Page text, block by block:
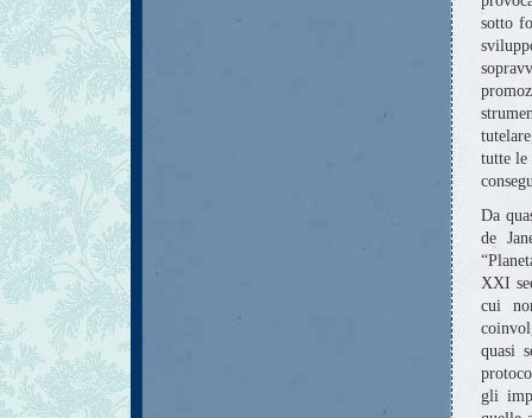
sotto
tutte le
Da
de
XXI
cui
quasi
gli